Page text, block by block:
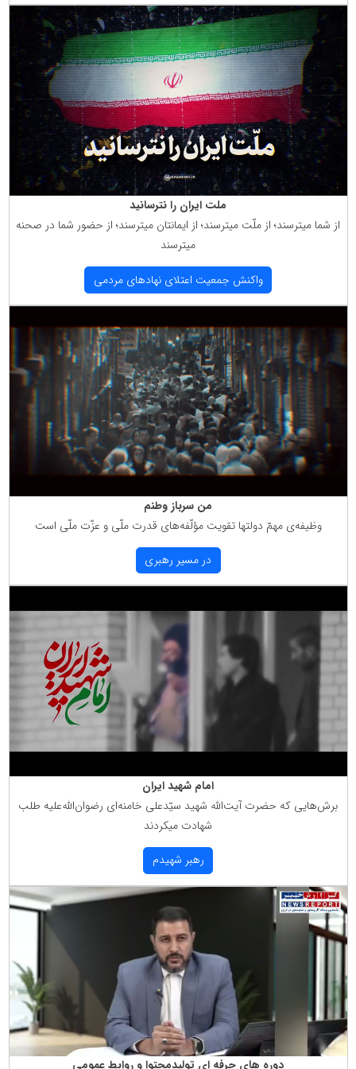
ملت ایران را نترسانید
از شما میترسند؛ از ملّت میترسند؛ از ایمانتان میترسند؛ از حضور شما در صحنه
میترسند
واكنش جمعیت اعتلای نهادهای مردمی
من سرباز وطنم
وظیفه‌ی مهمّ دولتها تقویت مؤلّفه‌های قدرت ملّی و عزّت ملّی است
در مسیر رهبری
امام شهید ایران
برش‌هایی كه حضرت آیت‌الله شهید سیّدعلی خامنه‌ای رضوان‌الله‌علیه طلب
شهادت میكردند
رهبر شهیدم
دوره های حرفه ای تولیدمحتوا و روابط عمومی